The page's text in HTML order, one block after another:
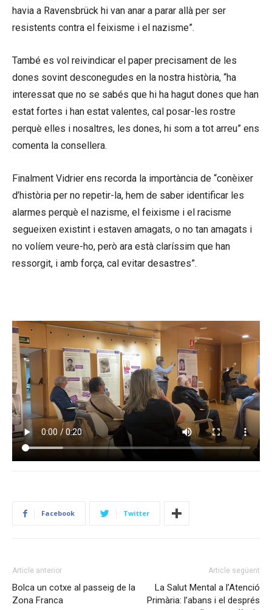
havia a Ravensbrück hi van anar a parar allà per ser
resistents contra el feixisme i el nazisme”.
També es vol reivindicar el paper precisament de les
dones sovint desconegudes en la nostra història, “ha
interessat que no se sabés que hi ha hagut dones que han
estat fortes i han estat valentes, cal posar-les rostre
perquè elles i nosaltres, les dones, hi som a tot arreu” ens
comenta la consellera.
Finalment Vidrier ens recorda la importància de “conèixer
d’història per no repetir-la, hem de saber identificar les
alarmes perquè el nazisme, el feixisme i el racisme
segueixen existint i estaven amagats, o no tan amagats i
no volíem veure-ho, però ara està claríssim que han
ressorgit, i amb força, cal evitar desastres”.
Facebook Twitter
Article anterior
Bolca un cotxe al passeig de la
Zona Franca
Article següent
La Salut Mental a l’Atenció
Primària: l’abans i el després